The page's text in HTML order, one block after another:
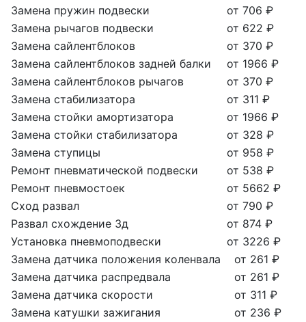
Замена пружин подвески
от 706 ₽
Замена рычагов подвески
от 622 ₽
Замена сайлентблоков
от 370 ₽
Замена сайлентблоков задней балки
от 1966 ₽
Замена сайлентблоков рычагов
от 370 ₽
Замена стабилизатора
от 311 ₽
Замена стойки амортизатора
от 1966 ₽
Замена стойки стабилизатора
от 328 ₽
Замена ступицы
от 958 ₽
Ремонт пневматической подвески
от 538 ₽
Ремонт пневмостоек
от 5662 ₽
Сход развал
от 790 ₽
Развал схождение 3д
от 874 ₽
Установка пневмоподвески
от 3226 ₽
Замена датчика положения коленвала
от 261 ₽
Замена датчика распредвала
от 261 ₽
Замена датчика скорости
от 311 ₽
Замена катушки зажигания
от 236 ₽